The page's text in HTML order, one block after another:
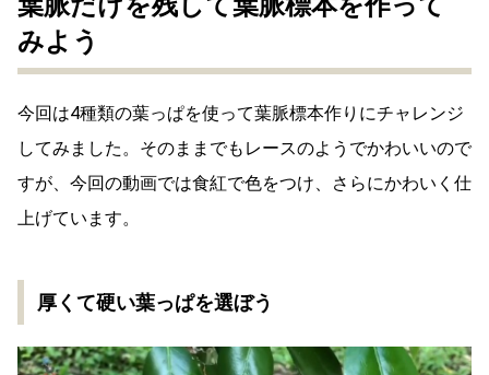
みよう
今回は4種類の葉っぱを使って葉脈標本作りにチャレンジ
してみました。そのままでもレースのようでかわいいので
すが、今回の動画では食紅で色をつけ、さらにかわいく仕
上げています。
厚くて硬い葉っぱを選ぼう